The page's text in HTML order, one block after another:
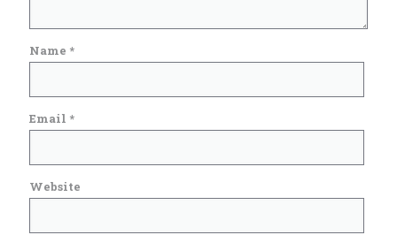
Name *
Email *
Website